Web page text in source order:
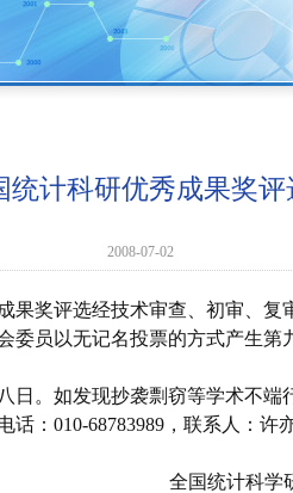
统计科研优秀成果奖
2008-07-02
奖评选经技术审查、初审、复
委员以无记名投票的方式产生第
。如发现抄袭剽窃等学术不端
：010-68783989，联系人：许亦
全国统计科学